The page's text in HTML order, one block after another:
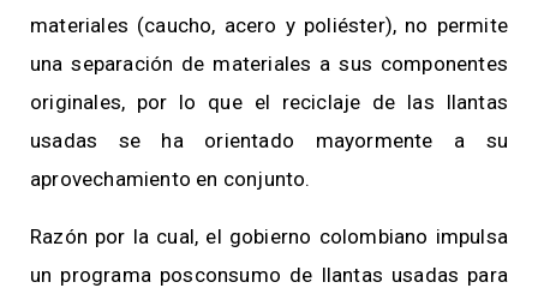
materiales (caucho, acero y poliéster), no permite
una separación de materiales a sus componentes
originales, por lo que el reciclaje de las llantas
usadas se ha orientado mayormente a su
aprovechamiento en conjunto.
Razón por la cual, el gobierno colombiano impulsa
un programa posconsumo de llantas usadas para